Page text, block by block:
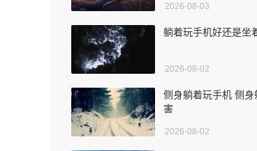
2026-08-03
躺着玩手机好还是坐
2026-08-02
侧身躺着玩手机 侧
害
2026-08-02